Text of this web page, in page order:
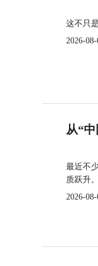
这不只
2026-
从“
最近不
质跃升
2026-